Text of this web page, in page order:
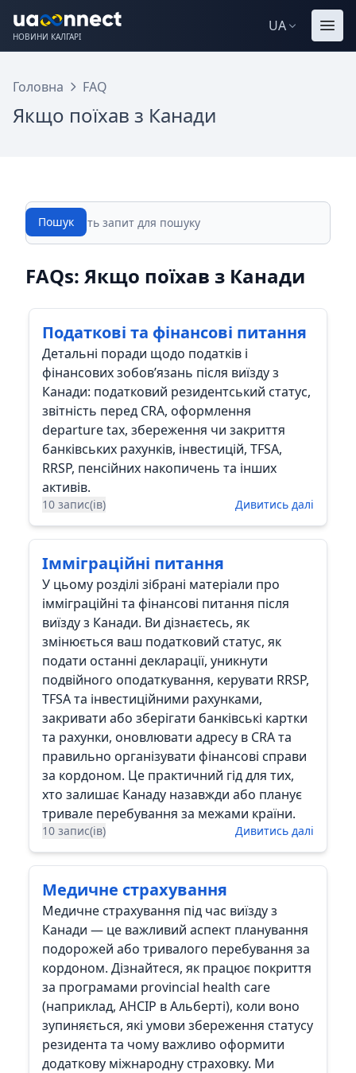
НОВИНИ КАЛГАРІ
UA
Головна FAQ
Якщо поїхав з Канади
Пошук
Пошук
FAQs: Якщо поїхав з Канади
Податкові та фінансові питання
Детальні поради щодо податків і
фінансових зобов’язань після виїзду з
Канади: податковий резидентський статус,
звітність перед CRA, оформлення
departure tax, збереження чи закриття
банківських рахунків, інвестицій, TFSA,
RRSP, пенсійних накопичень та інших
активів.
10 запис(ів) Дивитись далі
Імміграційні питання
У цьому розділі зібрані матеріали про
імміграційні та фінансові питання після
виїзду з Канади. Ви дізнаєтесь, як
змінюється ваш податковий статус, як
подати останні декларації, уникнути
подвійного оподаткування, керувати RRSP,
TFSA та інвестиційними рахунками,
закривати або зберігати банківські картки
та рахунки, оновлювати адресу в CRA та
правильно організувати фінансові справи
за кордоном. Це практичний гід для тих,
хто залишає Канаду назавжди або планує
тривале перебування за межами країни.
10 запис(ів) Дивитись далі
Медичне страхування
Медичне страхування під час виїзду з
Канади — це важливий аспект планування
подорожей або тривалого перебування за
кордоном. Дізнайтеся, як працює покриття
за програмами provincial health care
(наприклад, AHCIP в Альберті), коли воно
зупиняється, які умови збереження статусу
резидента та чому важливо оформити
додаткову міжнародну страховку. Ми